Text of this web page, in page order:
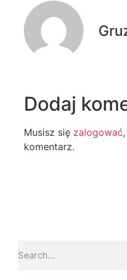
Dodaj
Musisz się zalogować
komentarz.